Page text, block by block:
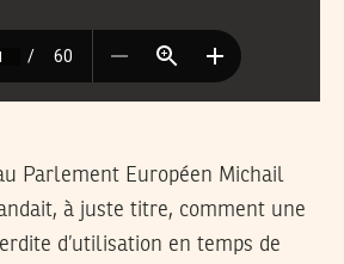
Parlement Européen Michail
à juste titre, comment une
d’utilisation en temps de